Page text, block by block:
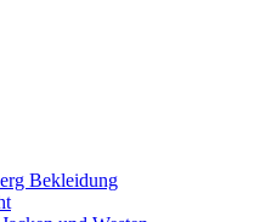
Bekleidung